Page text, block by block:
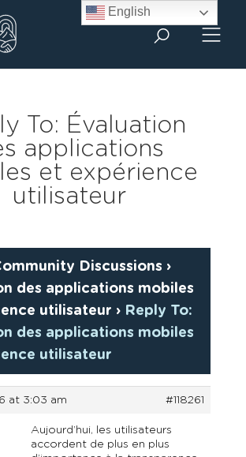
To: Évaluation
applications
et expérience
utilisateur
Discussions ›
des applications mobiles
utilisateur › Reply To:
des applications mobiles
utilisateur
at 3:03 am #118261
Aujourd’hui, les utilisateurs
accordent de plus en plus
English